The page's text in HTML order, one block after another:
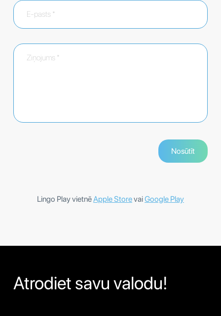
Lingo Play vietnēApple StorevaiGoogle Play
Atrodiet savu valodu!